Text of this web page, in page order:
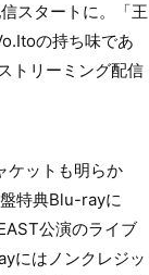
スタートに。「王
の持ち味であ
トリーミング配信
ケットも明らか
特典Blu-rayに
公演のライブ
にはノンクレジッ